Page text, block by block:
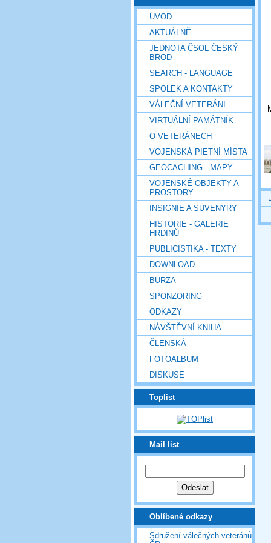
ÚVOD
AKTUÁLNĚ
JEDNOTA ČSOL ČESKÝ
BROD
SEARCH - LANGUAGE
SPOLEK A KONTAKTY
VÁLEČNÍ VETERÁNI
VIRTUÁLNÍ PAMÁTNÍK
O VETERÁNECH
VOJENSKÁ PIETNÍ MÍSTA
GEOCACHING - MAPY
VOJENSKÉ OBJEKTY A
PROSTORY
INSIGNIE A SUVENYRY
HISTORIE - GALERIE
HRDINŮ
PUBLICISTIKA - TEXTY
DOWNLOAD
BURZA
SPONZORING
ODKAZY
NÁVŠTĚVNÍ KNIHA
ČLENSKÁ
FOTOALBUM
DISKUSE
Toplist
Mail list
Oblíbené odkazy
Sdružení válečných veteránů